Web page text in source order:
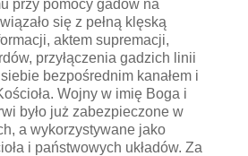
przy pomocy gadów na
się z pełną klęską
aktem supremacji,
przyłączenia gadzich linii
bezpośrednim kanałem i
Wojny w imię Boga i
było już zabezpieczone w
a wykorzystywane jako
i państwowych układów. Za